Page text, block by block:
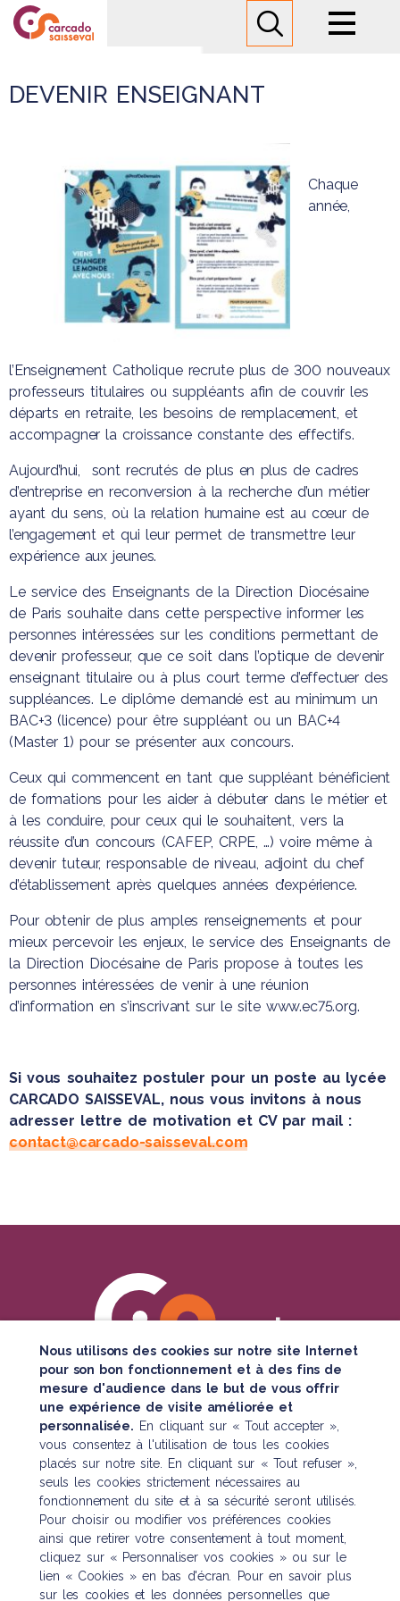
Informations pratiques
Nous contacter
DEVENIR ENSEIGNANT
Chaque
année,
l’Enseignement Catholique recrute plus de 300 nouveaux
professeurs titulaires ou suppléants afin de couvrir les
départs en retraite, les besoins de remplacement, et
accompagner la croissance constante des effectifs.
Aujourd’hui, sont recrutés de plus en plus de cadres
d’entreprise en reconversion à la recherche d’un métier
ayant du sens, où la relation humaine est au cœur de
l’engagement et qui leur permet de transmettre leur
expérience aux jeunes.
Le service des Enseignants de la Direction Diocésaine
de Paris souhaite dans cette perspective informer les
personnes intéressées sur les conditions permettant de
devenir professeur, que ce soit dans l’optique de devenir
enseignant titulaire ou à plus court terme d’effectuer des
suppléances. Le diplôme demandé est au minimum un
BAC+3 (licence) pour être suppléant ou un BAC+4
(Master 1) pour se présenter aux concours.
Ceux qui commencent en tant que suppléant bénéficient
de formations pour les aider à débuter dans le métier et
à les conduire, pour ceux qui le souhaitent, vers la
réussite d’un concours (CAFEP, CRPE, …) voire même à
devenir tuteur, responsable de niveau, adjoint du chef
d’établissement après quelques années d’expérience.
Pour obtenir de plus amples renseignements et pour
mieux percevoir les enjeux, le service des Enseignants de
la Direction Diocésaine de Paris propose à toutes les
personnes intéressées de venir à une réunion
d’information en s’inscrivant sur le site www.ec75.org.
Si vous souhaitez postuler pour un poste au lycée
CARCADO SAISSEVAL, nous vous invitons à nous
adresser lettre de motivation et CV par mail :
contact@carcado-saisseval.com
Nous contacter
121 boulevard Raspail
CS 10622 – 75006 Paris
SUIVEZ TOUTE NOTRE ACTUALITÉ
Nous utilisons des cookies sur notre site Internet
pour son bon fonctionnement et à des fins de
mesure d'audience dans le but de vous offrir
une expérience de visite améliorée et
personnalisée. En cliquant sur « Tout accepter »,
vous consentez à l'utilisation de tous les cookies
placés sur notre site. En cliquant sur « Tout refuser »,
seuls les cookies strictement nécessaires au
fonctionnement du site et à sa sécurité seront utilisés.
Pour choisir ou modifier vos préférences cookies
ainsi que retirer votre consentement à tout moment,
cliquez sur « Personnaliser vos cookies » ou sur le
lien « Cookies » en bas d'écran. Pour en savoir plus
sur les cookies et les données personnelles que